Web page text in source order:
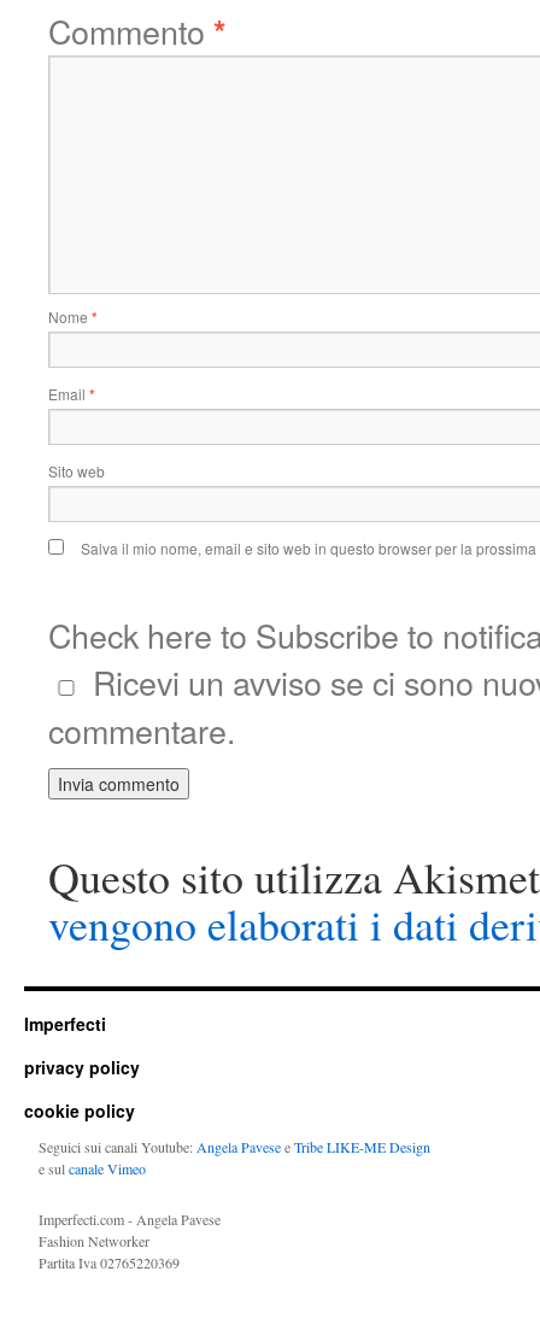
Commento *
Nome *
Email *
Sito web
Salva il mio nome, email e sito web in questo browser per la
Check here to Subscribe to
Ricevi un avviso se ci sono
commentare.
Questo sito utilizza
vengono elaborati i dati
Imperfecti
privacy policy
cookie policy
Seguici sui canali Youtube: Angela PaveseeTribe LIKE-ME Design
e sulcanale Vimeo
Imperfecti.com - Angela Pavese
Fashion Networker
Partita Iva 02765220369